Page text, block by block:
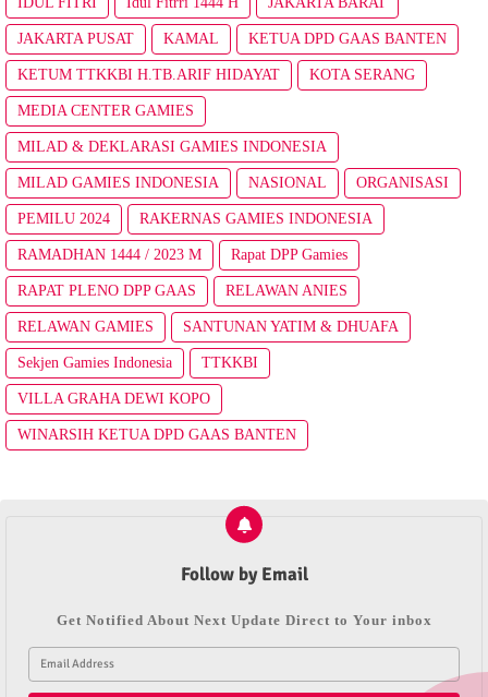
JAKARTA PUSAT KAMAL KETUA DPD GAAS BANTEN
KETUM TTKKBI H.TB.ARIF HIDAYAT KOTA SERANG
MEDIA CENTER GAMIES
MILAD & DEKLARASI GAMIES INDONESIA
MILAD GAMIES INDONESIA NASIONAL ORGANISASI
PEMILU 2024 RAKERNAS GAMIES INDONESIA
RAMADHAN 1444 / 2023 M Rapat DPP Gamies
RAPAT PLENO DPP GAAS RELAWAN ANIES
RELAWAN GAMIES SANTUNAN YATIM & DHUAFA
Sekjen Gamies Indonesia TTKKBI
VILLA GRAHA DEWI KOPO
WINARSIH KETUA DPD GAAS BANTEN
Follow by Email
Get Notified About Next Update Direct to Your inbox